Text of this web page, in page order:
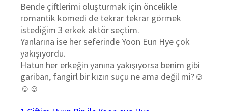
Bende çiftlerimi oluşturmak için öncelikle
romantik komedi de tekrar tekrar görmek
istediğim 3 erkek aktör seçtim.
Yanlarına ise her seferinde Yoon Eun Hye çok
yakışıyordu.
Hatun her erkeğin yanına yakışıyorsa benim gibi
gariban, fangirl bir kızın suçu ne ama değil mi?☺
☺☺